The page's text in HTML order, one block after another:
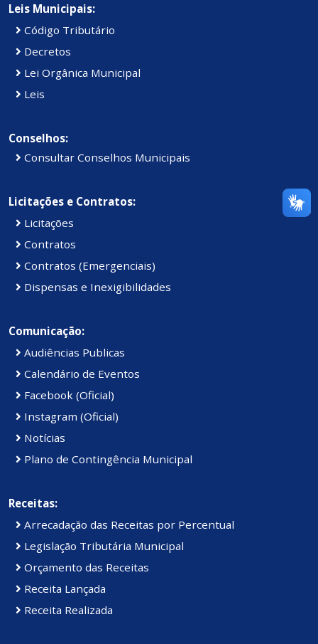
Leis Municipais:
Código Tributário
Decretos
Lei Orgânica Municipal
Leis
Conselhos:
Consultar Conselhos Municipais
Licitações e Contratos:
Licitações
Contratos
Contratos (Emergenciais)
Dispensas e Inexigibilidades
Comunicação:
Audiências Publicas
Calendário de Eventos
Facebook (Oficial)
Instagram (Oficial)
Notícias
Plano de Contingência Municipal
Receitas:
Arrecadação das Receitas por Percentual
Legislação Tributária Municipal
Orçamento das Receitas
Receita Lançada
Receita Realizada